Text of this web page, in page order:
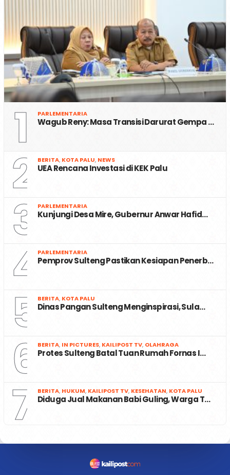
1 PARLEMENTARIA
Wagub Reny: Masa Transisi Darurat Gempa …
2 BERITA, KOTA PALU, NEWS
UEA Rencana Investasi di KEK Palu
3 PARLEMENTARIA
Kunjungi Desa Mire, Gubernur Anwar Hafid…
4 PARLEMENTARIA
Pemprov Sulteng Pastikan Kesiapan Penerb…
5 BERITA, KOTA PALU
Dinas Pangan Sulteng Menginspirasi, Sula…
6 BERITA, IN PICTURES, KAILIPOST TV, OLAHRAGA
Protes Sulteng Batal Tuan Rumah Fornas I…
7 BERITA, HUKUM, KAILIPOST TV, KESEHATAN, KOTA PALU
Diduga Jual Makanan Babi Guling, Warga T…